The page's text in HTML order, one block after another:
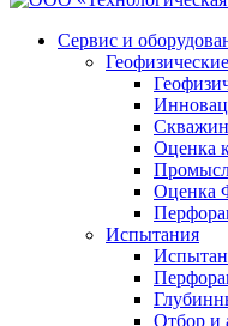
Сервис и
Оценка
Оценка
Испытания
Отбор и